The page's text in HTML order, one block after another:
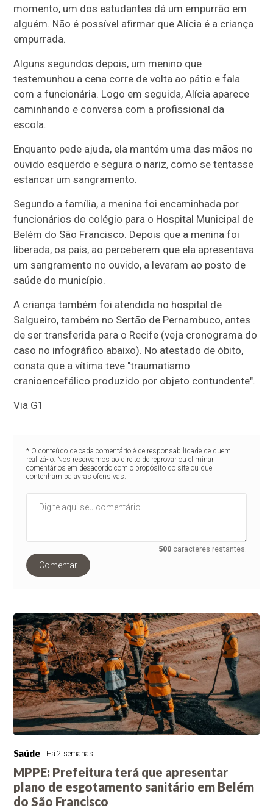
momento, um dos estudantes dá um empurrão em
alguém. Não é possível afirmar que Alícia é a criança
empurrada.
Alguns segundos depois, um menino que
testemunhou a cena corre de volta ao pátio e fala
com a funcionária. Logo em seguida, Alícia aparece
caminhando e conversa com a profissional da
escola.
Enquanto pede ajuda, ela mantém uma das mãos no
ouvido esquerdo e segura o nariz, como se tentasse
estancar um sangramento.
Segundo a família, a menina foi encaminhada por
funcionários do colégio para o Hospital Municipal de
Belém do São Francisco. Depois que a menina foi
liberada, os pais, ao perceberem que ela apresentava
um sangramento no ouvido, a levaram ao posto de
saúde do município.
A criança também foi atendida no hospital de
Salgueiro, também no Sertão de Pernambuco, antes
de ser transferida para o Recife (veja cronograma do
caso no infográfico abaixo). No atestado de óbito,
consta que a vítima teve "traumatismo
cranioencefálico produzido por objeto contundente".
Via G1
* O conteúdo de cada comentário é de responsabilidade de quem
realizá-lo. Nos reservamos ao direito de reprovar ou eliminar
comentários em desacordo com o propósito do site ou que
contenham palavras ofensivas.
500 caracteres restantes.
Comentar
Saúde Há 2 semanas
MPPE: Prefeitura terá que apresentar
plano de esgotamento sanitário em Belém
do São Francisco